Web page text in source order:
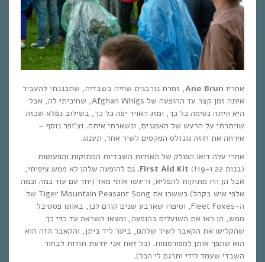
אחריו Ane Brun, זמרת נורבגית שחיה בשבדיה, שתכננתי להעביר
איתה זמן קצר עד ההופעה של Afghan Whigs, שחיכיתי לה, אבל
היא היתה נעימה כל כך, ומזג האויר יפה כל כך, בשילוב נפלא שכזה
שויתרתי על הרעש של האפגנים, ונשארתי איתה. וצ’ופר נוסף –
אירחה את חוזה גונזלס המקסים לשיר אחד. תענוג.
אחרי עלה דואו הפולק של האחיות השבדיות המתוקות והפעוטות
(בנות 22 ו-19!)
First Aid Kit. גם להופעה שלהן לא ממש ציפיתי,
אבל הן היו מתוקות להפליא, וריגשו אותי מאד (יחד עם עוד כמה וכמה
אלפי איש בקהל) כששרו את Tiger Mountain Peasant Song של
ה-Fleet Foxes, וסיפרו שארבע שנים קודם לכן, באותו פסטיבל
ממש, הן ראו את השועלים בהופעה, ומצאו השראה עד כדי כך
שהקליטו את הקאבר לשיר שלהם, ביער ליד ביתן, והקאבר הזה הוא
הוא שהפך אותן למפורסמות. (כל זאת אני יודעת תודות לבחור
השבדי שעמד לידי ותרגם לי הכל).